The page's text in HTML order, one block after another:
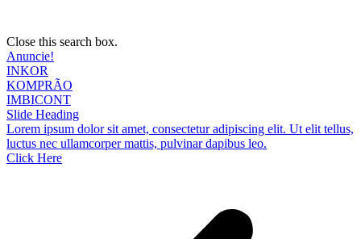
Close this search box.
Anuncie!
INKOR
KOMPRÃO
IMBICONT
Slide Heading
Lorem ipsum dolor sit amet, consectetur adipiscing elit. Ut elit tellus,
luctus nec ullamcorper mattis, pulvinar dapibus leo.
Click Here